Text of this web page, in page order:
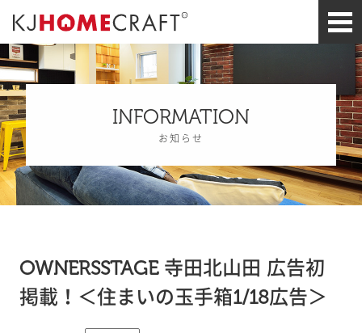
INFORMATION
お知らせ
OWNERSSTAGE 寺田北山田 広告初
掲載！＜住まいの玉手箱1/18広告＞